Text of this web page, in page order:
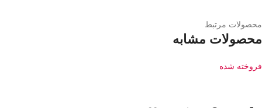
محصولات مرتبط
محصولات مشابه
فروخته شده